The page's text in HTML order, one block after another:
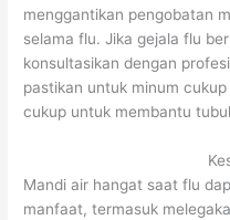
menggantikan pengobatan
selama flu. Jika gejala flu
konsultasikan dengan
pastikan untuk minum
cukup untuk membantu
Mandi air hangat saat flu
manfaat, termasuk